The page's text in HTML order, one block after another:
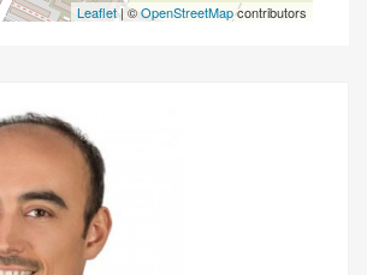
Leaflet| ©OpenStreetMapcontributors